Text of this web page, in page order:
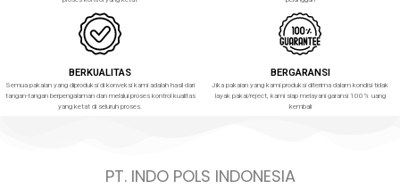
BERKUALITAS
Semua pakaian yang diproduksi di konveksi kami adalah hasil dari
tangan-tangan berpengalaman dan melalui proses kontrol kualitas
yang ketat di seluruh proses.
BERGARANSI
Jika pakaian yang kami produksi diterima dalam kondisi tidak
layak pakai/reject, kami siap melayani garansi 100% uang
kembali
PT. INDO POLS INDONESIA